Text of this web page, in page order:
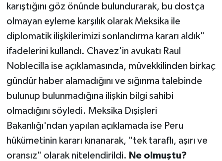
karıştığını göz önünde bulundurarak, bu dostça
olmayan eyleme karşılık olarak Meksika ile
diplomatik ilişkilerimizi sonlandırma kararı aldık"
ifadelerini kullandı. Chavez'in avukatı Raul
Noblecilla ise açıklamasında, müvekkilinden birkaç
gündür haber alamadığını ve sığınma talebinde
bulunup bulunmadığına ilişkin bilgi sahibi
olmadığını söyledi. Meksika Dışişleri
Bakanlığı'ndan yapılan açıklamada ise Peru
hükümetinin kararı kınanarak, "tek taraflı, aşırı ve
oransız" olarak nitelendirildi. Ne olmuştu?